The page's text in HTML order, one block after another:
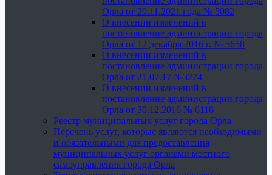
Орла от 29.11.2021 года № 5082
О внесении изменений в
постановление администрации города
Орла от 12 декабря 2016 г. № 5658
О внесении изменений в
постановление администрации города
Орла от 21.07.17 №3274
О внесении изменений в
постановление администрации города
Орла от 30.12.2016 № 6116
Реестр муниципальных услуг города Орла
Перечень услуг, которые являются необходимыми
и обязательными для предоставления
муниципальных услуг органами местного
самоуправления города Орла